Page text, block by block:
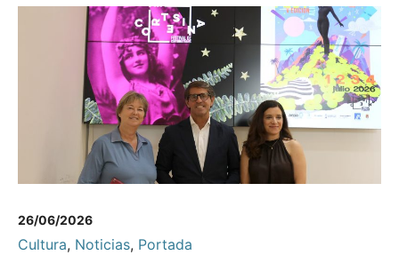
26/06/2026
Cultura, Noticias, Portada